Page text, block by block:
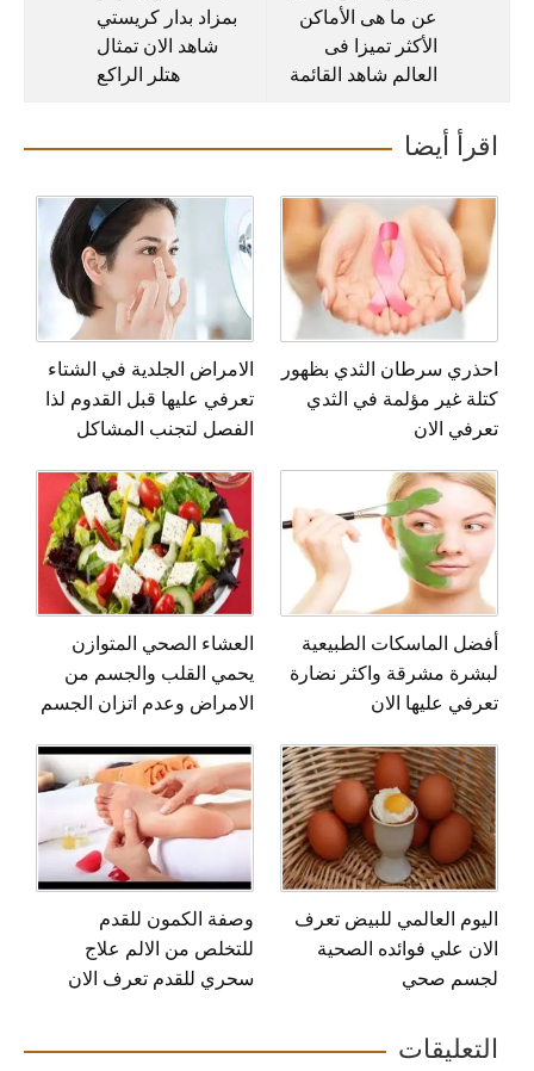
عن ما هى الأماكن
الأكثر تميزا فى
العالم شاهد القائمة
بمزاد بدار كريستي
شاهد الان تمثال
هتلر الراكع
اقرأ أيضا
احذري سرطان الثدي بظهور
كتلة غير مؤلمة في الثدي
تعرفي الان
الامراض الجلدية في الشتاء
تعرفي عليها قبل القدوم لذا
الفصل لتجنب المشاكل
أفضل الماسكات الطبيعية
لبشرة مشرقة واكثر نضارة
تعرفي عليها الان
العشاء الصحي المتوازن
يحمي القلب والجسم من
الامراض وعدم اتزان الجسم
اليوم العالمي للبيض تعرف
الان علي فوائده الصحية
لجسم صحي
وصفة الكمون للقدم
للتخلص من الالم علاج
سحري للقدم تعرف الان
التعليقات